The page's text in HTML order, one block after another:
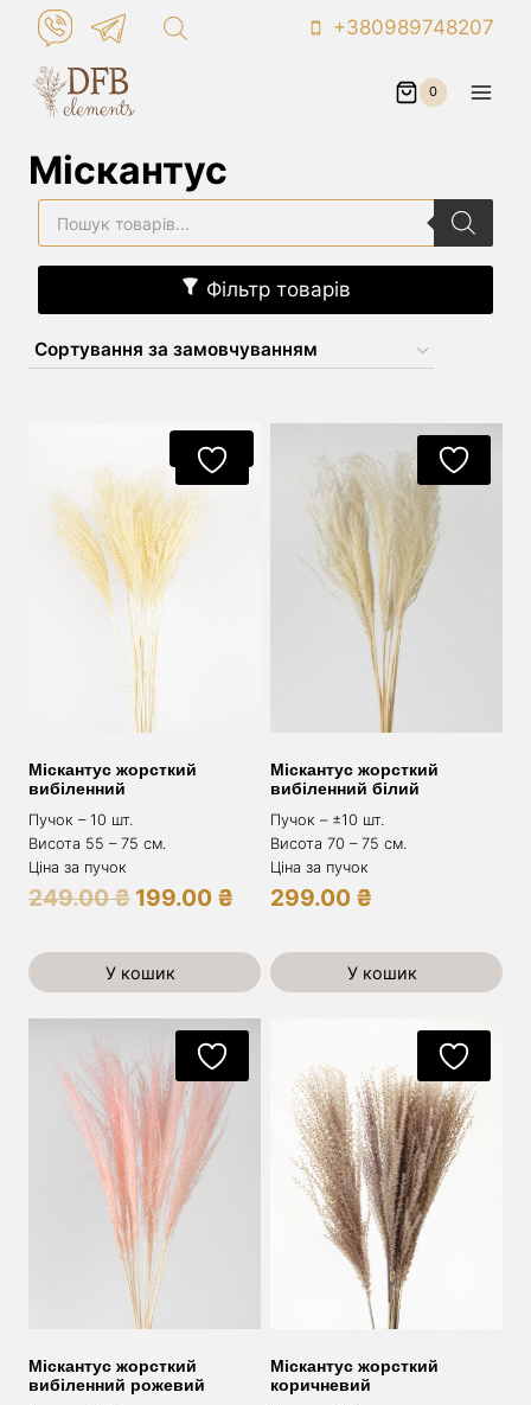
Skip
content
+380989748207
0
Міскантус
Пошук
товарів
Фільтр товарів
Акція
Міскантус жорсткий
вибіленний
Пучок – 10 шт.
Висота 55 – 75 см.
Ціна за пучок
249.00₴ Оригінальна
249.00 ₴.
199.00 ₴ Поточна
199.00 ₴.
У кошик
Міскантус жорсткий
вибіленний білий
Пучок – ±10 шт.
Висота 70 – 75 см.
Ціна за пучок
299.00 ₴
У кошик
Міскантус жорсткий
вибіленний рожевий
Міскантус жорсткий
коричневий